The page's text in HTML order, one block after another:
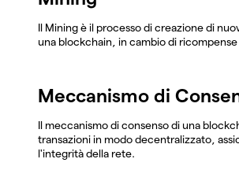
Il Mining è il processo di creazione di
una blockchain, in cambio di
Meccanismo di
Il meccanismo di consenso di una
transazioni in modo decentralizzato,
l'integrità della rete.